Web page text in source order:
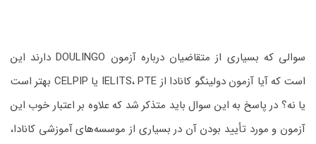
سوالی که بسیاری از متقاضیان درباره آزمون DOULINGO دارند این
است که آیا آزمون دولینگو کانادا از IELITS، PTE یا CELPIP بهتر است
یا نه؟ در پاسخ به این سوال باید متذکر شد که علاوه بر اعتبار خوب این
آزمون و مورد تأیید بودن آن در بسیاری از موسسه‌های آموزشی کانادا،